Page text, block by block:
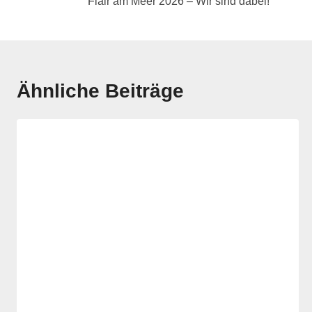
Ähnliche Beiträge